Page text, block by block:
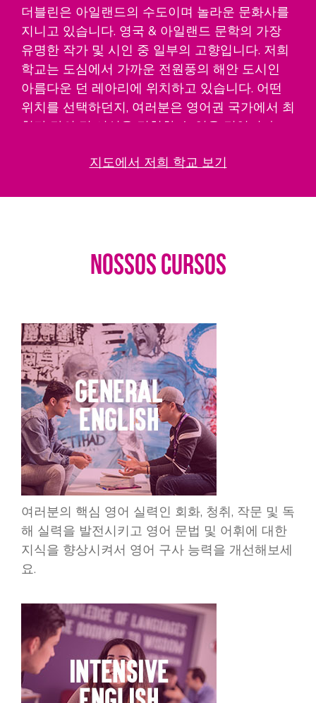
더블린은 아일랜드의 수도이며 놀라운 문화사를
지니고 있습니다. 영국 & 아일랜드 문학의 가장
유명한 작가 및 시인 중 일부의 고향입니다. 저희
학교는 도심에서 가까운 전원풍의 해안 도시인
아름다운 던 레아리에 위치하고 있습니다. 어떤
위치를 선택하던지, 여러분은 영어권 국가에서 최
첨단 강의 및 시설을 경험할 수 있을 것입니다.
지도에서 저희 학교 보기
Nossos Cursos
여러분의 핵심 영어 실력인 회화, 청취, 작문 및 독
해 실력을 발전시키고 영어 문법 및 어휘에 대한
지식을 향상시켜서 영어 구사 능력을 개선해보세
요.